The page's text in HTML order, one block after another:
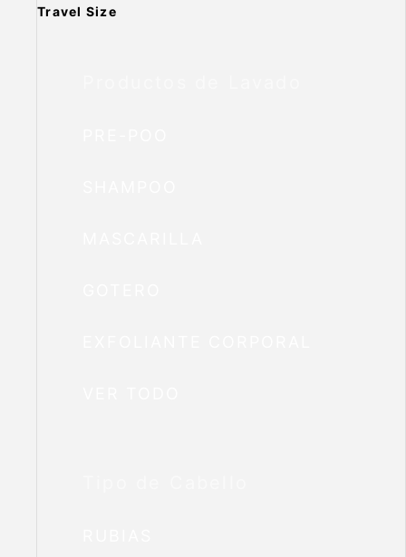
Travel Size